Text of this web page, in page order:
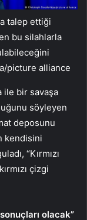
talep ettiği
bu silahlarla
picture alliance
ile bir savaşa
söyleyen
deposunu
kendisini
“Kırmızı
çizgi
olacak”